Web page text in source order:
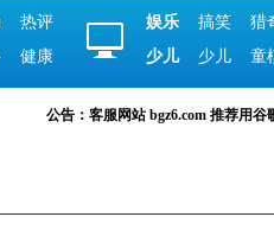
热评
健康
娱乐 搞笑
猎
少儿
少儿 童
公告：客服网站 bgz6.com 推荐用谷